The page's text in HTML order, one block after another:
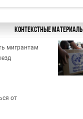
Контекстные материалы
мигрантам
от